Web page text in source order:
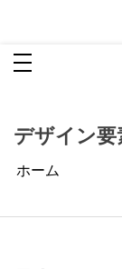
デザイン
ホーム